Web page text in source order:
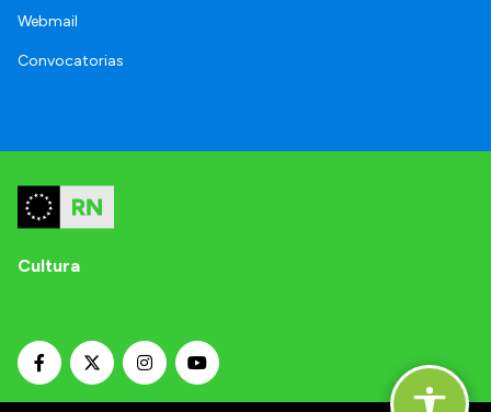
Webmail
Convocatorias
Cultura